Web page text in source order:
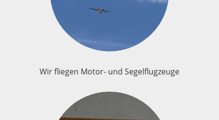
Wir fliegen Motor- und Segelflugzeuge